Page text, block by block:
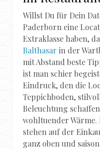
Willst Du für Dein
Paderborn eine
Extraklasse haben,
Balthasar in der
mit Abstand beste
ist man schier
Eindruck, den die
Teppichboden,
Beleuchtung
wohltuender
stehen auf der
ganz oben und